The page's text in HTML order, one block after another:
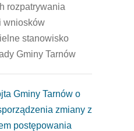
rozpatrywania
wniosków
stanowisko
Gminy Tarnów
Gminy Tarnów o
zmiany z
postępowania